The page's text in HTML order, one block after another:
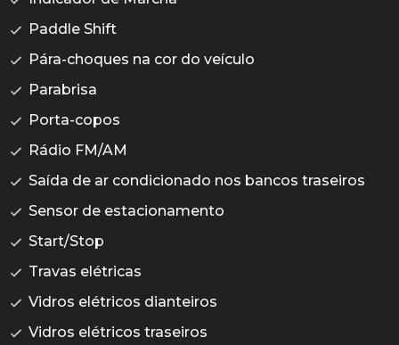
Paddle Shift
Pára-choques na cor do veículo
Parabrisa
Porta-copos
Rádio FM/AM
Saída de ar condicionado nos bancos traseiros
Sensor de estacionamento
Start/Stop
Travas elétricas
Vidros elétricos dianteiros
Vidros elétricos traseiros